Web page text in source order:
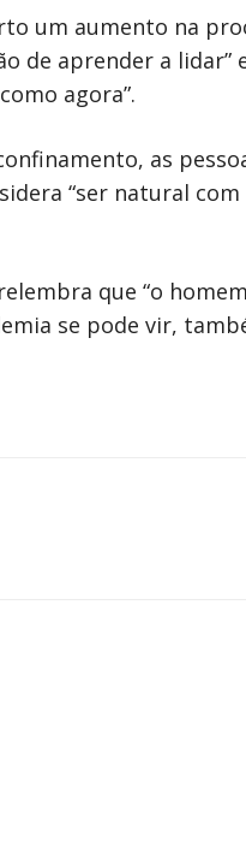
um aumento na
de aprender a
agora”.
as
“ser natural
que “o
se pode vir,